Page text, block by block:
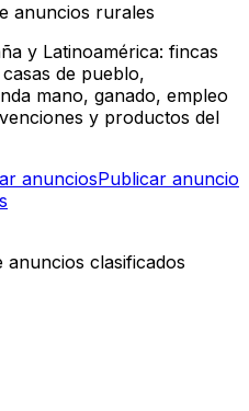
anuncios rurales
y Latinoamérica: fincas
de pueblo,
mano, ganado, empleo
y productos del
anunciosPublicar anuncio
anuncios clasificados